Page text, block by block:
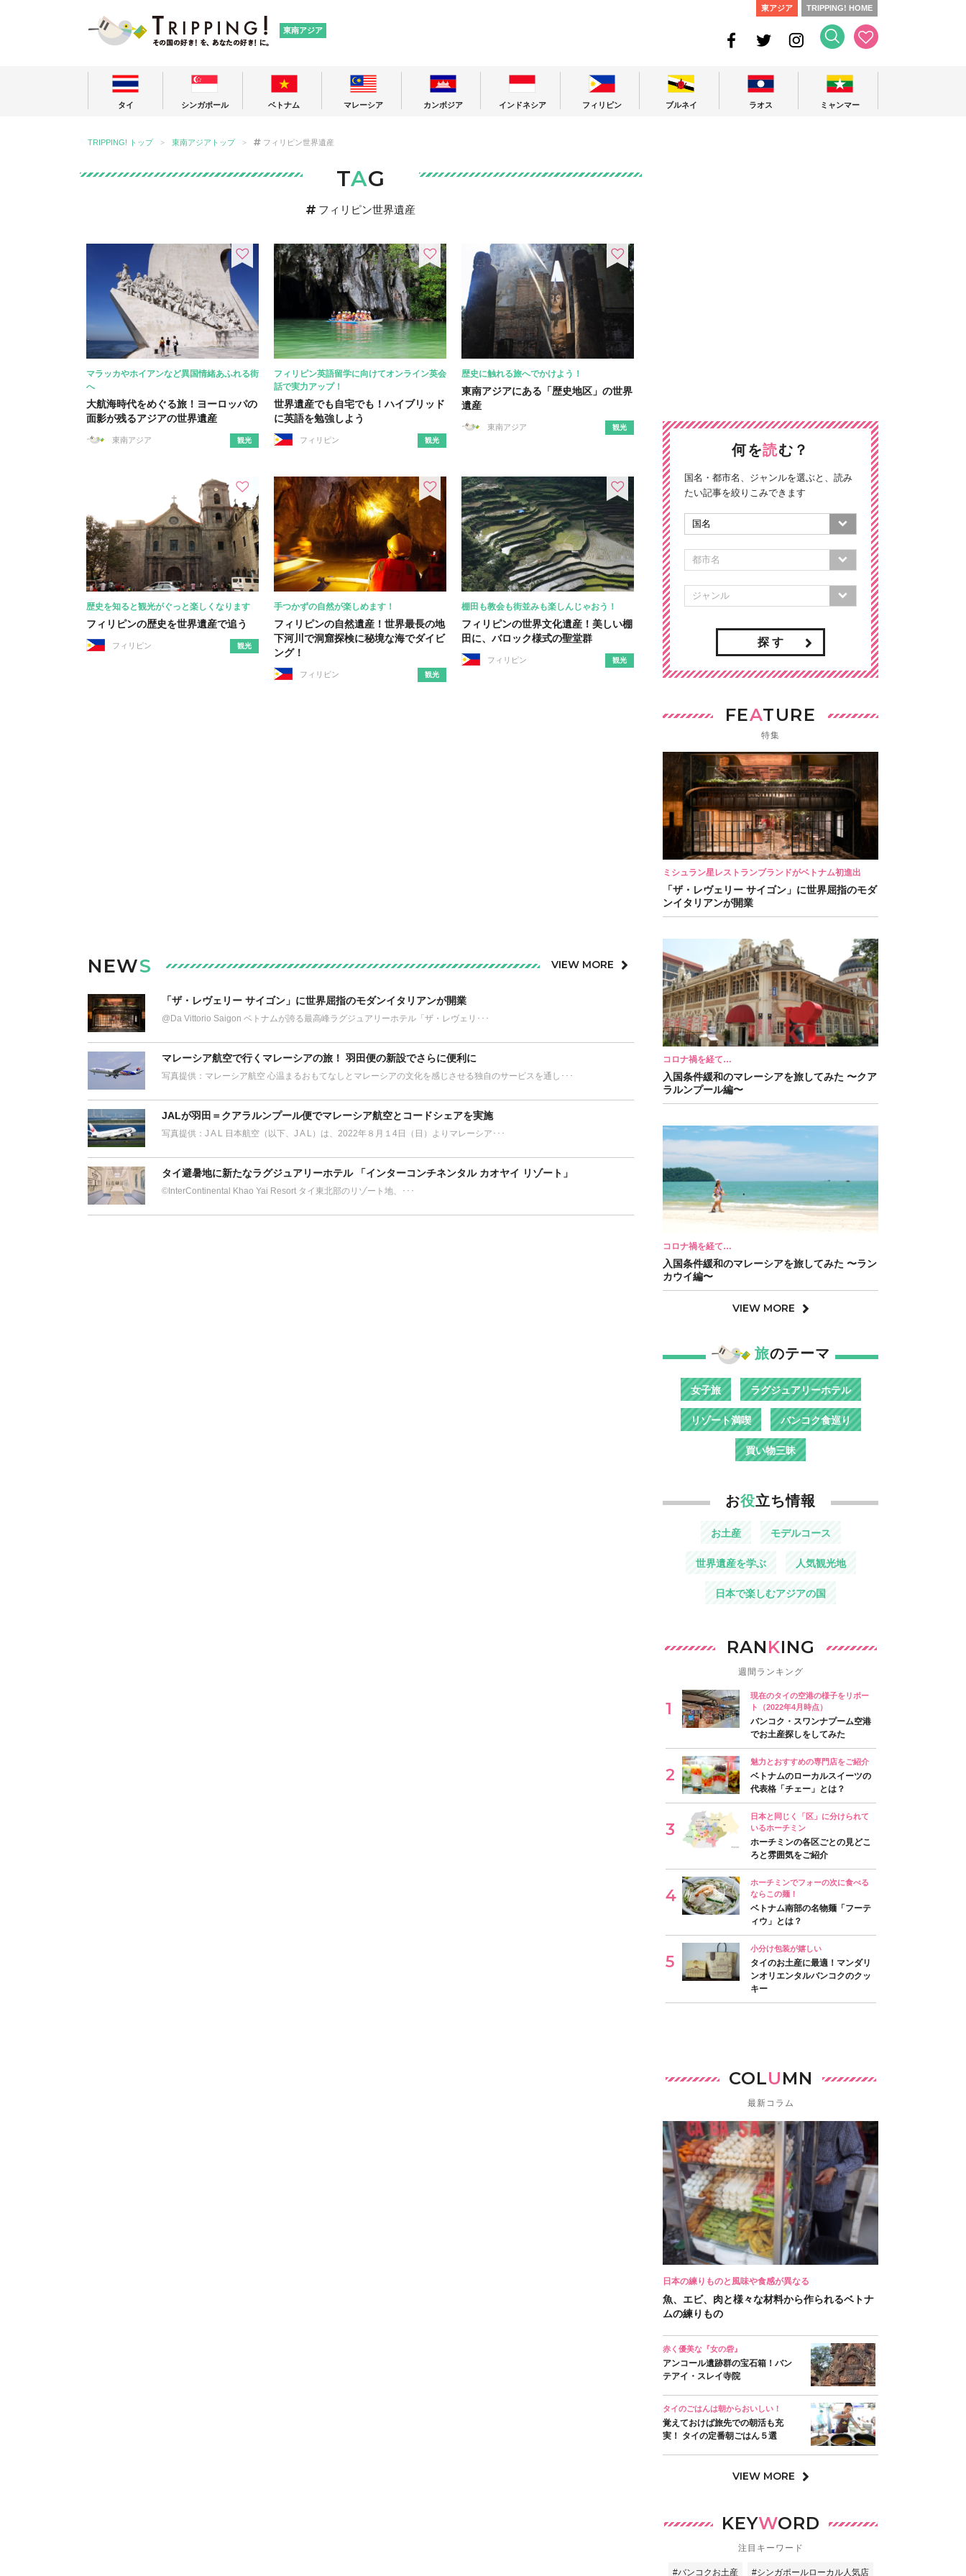
東南アジア
東アジア TRIPPING! HOME
タイ シンガポール ベトナム マレーシア カンボジア インドネシア フィリピン ブルネイ ラオス ミャンマー
TRIPPING! トップ 東南アジアトップ フィリピン世界遺産
TAG
フィリピン世界遺産
マラッカやホイアンなど異国情緒あふれる街
へ
大航海時代をめぐる旅！ヨーロッパの
面影が残るアジアの世界遺産
東南アジア 観光
フィリピン英語留学に向けてオンライン英会
話で実力アップ！
世界遺産でも自宅でも！ハイブリッド
に英語を勉強しよう
フィリピン 観光
歴史に触れる旅へでかけよう！
東南アジアにある「歴史地区」の世界
遺産
東南アジア 観光
歴史を知ると観光がぐっと楽しくなります
フィリピンの歴史を世界遺産で追う
フィリピン 観光
手つかずの自然が楽しめます！
フィリピンの自然遺産！世界最長の地
下河川で洞窟探検に秘境な海でダイビ
ング！
フィリピン 観光
棚田も教会も街並みも楽しんじゃおう！
フィリピンの世界文化遺産！美しい棚
田に、バロック様式の聖堂群
フィリピン 観光
NEWS VIEW MORE
「ザ・レヴェリー サイゴン」に世界屈指のモダンイタリアンが開業
@Da Vittorio Saigon ベトナムが誇る最高峰ラグジュアリーホテル「ザ・レヴェリ･･･
マレーシア航空で行くマレーシアの旅！ 羽田便の新設でさらに便利に
写真提供：マレーシア航空 心温まるおもてなしとマレーシアの文化を感じさせる独自のサービスを通し･･･
JALが羽田＝クアラルンプール便でマレーシア航空とコードシェアを実施
写真提供：J A L 日本航空（以下、J A L）は、2022年８月１4日（日）よりマレーシア･･･
タイ避暑地に新たなラグジュアリーホテル 「インターコンチネンタル カオヤイ リゾート」
©︎InterContinental Khao Yai Resort タイ東北部のリゾート地、･･･
何を読む？
国名・都市名、ジャンルを選ぶと、読み
たい記事を絞りこみできます
探 す
FEATURE
特集
ミシュラン星レストランブランドがベトナム初進出
「ザ・レヴェリー サイゴン」に世界屈指のモダ
ンイタリアンが開業
コロナ禍を経て…
入国条件緩和のマレーシアを旅してみた 〜クア
ラルンプール編〜
コロナ禍を経て…
入国条件緩和のマレーシアを旅してみた 〜ラン
カウイ編〜
VIEW MORE
旅のテーマ
女子旅 ラグジュアリーホテル
リゾート満喫 バンコク食巡り
買い物三昧
お役立ち情報
お土産 モデルコース
世界遺産を学ぶ 人気観光地
日本で楽しむアジアの国
RANKING
週間ランキング
現在のタイの空港の様子をリポー
ト（2022年4月時点）
バンコク・スワンナプーム空港
でお土産探しをしてみた
魅力とおすすめの専門店をご紹介
ベトナムのローカルスイーツの
代表格「チェー」とは？
日本と同じく「区」に分けられて
いるホーチミン
ホーチミンの各区ごとの見どこ
ろと雰囲気をご紹介
ホーチミンでフォーの次に食べる
ならこの麺！
ベトナム南部の名物麺「フーテ
ィウ」とは？
小分け包装が嬉しい
タイのお土産に最適！マンダリ
ンオリエンタルバンコクのクッ
キー
COLUMN
最新コラム
日本の練りものと風味や食感が異なる
魚、エビ、肉と様々な材料から作られるベトナ
ムの練りもの
赤く優美な『女の砦』
アンコール遺跡群の宝石箱！バン
テアイ・スレイ寺院
タイのごはんは朝からおいしい！
覚えておけば旅先での朝活も充
実！ タイの定番朝ごはん５選
VIEW MORE
KEYWORD
注目キーワード
#バンコクお土産 #シンガポールローカル人気店